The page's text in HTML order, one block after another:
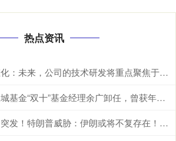
热点资讯
炒股配资公司 肯特催化：未来，公司的技术研发将重点聚焦于现有生产工艺的优化迭代、全新产品开发以及前沿技术市场转化落地
低吸配资平台 景顺长城基金“双十”基金经理余广卸任，曾获年度股基冠军
天牛配资官网 中东，突发！特朗普威胁：伊朗或将不复存在！美军发动打击！